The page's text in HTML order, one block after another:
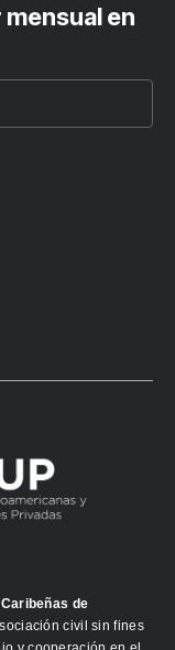
en
de
civil sin fines
y cooperación en el